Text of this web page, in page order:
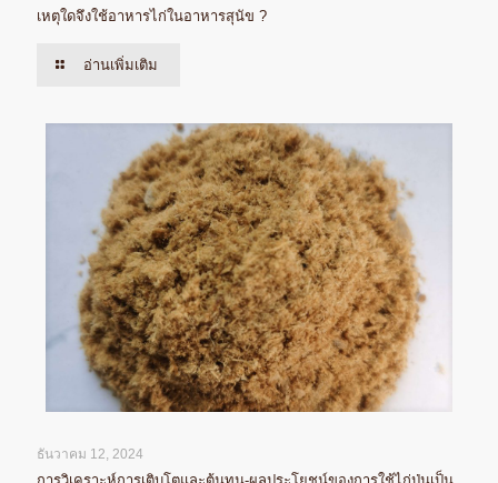
เหตุใดจึงใช้อาหารไก่ในอาหารสุนัข ?
อ่านเพิ่มเติม
ธันวาคม 12, 2024